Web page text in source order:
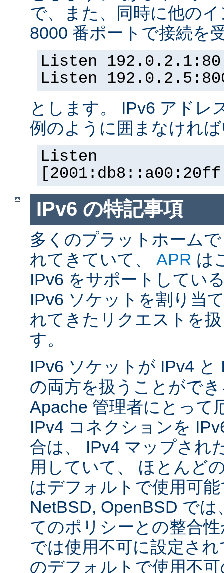
で、また、同時に他の
8000 番ポートで接続を
Listen 192.0.2.1:80
Listen
とします。 IPv6 アドレ
例のように囲まなけれ
Listen
IPv6 の特記事項
多くのプラットホーム
れてきていて、 APR は
IPv6 をサポートしてい
IPv6 ソケットを割り当
れてきたリクエストを
す。
IPv6 ソケットが IPv4
の両方を扱うことがで
Apache 管理者にとって
IPv4 コネクションを
合は、 IPv4 マップされ
用していて、 ほとんど
はデフォルトで使用可
NetBSD, OpenBSD で
てのポリシーとの整合
では使用不可に設定さ
のデフォルトで使用不